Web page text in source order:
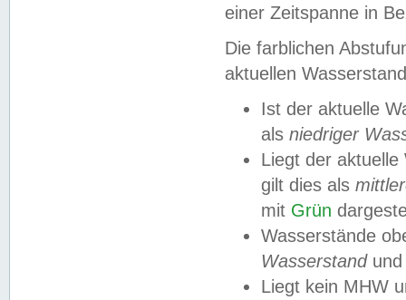
einer Zeitspanne in
Die farblichen
aktuellen
Ist der aktuelle
als niedriger
Liegt der
gilt dies als
mit Grün
Wasserstände
Wasserstandund
Liegt kein MHW